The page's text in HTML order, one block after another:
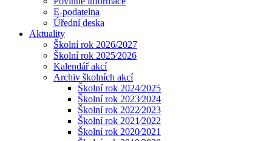
E-podatelna
Úřední deska
Aktuality
Školní rok 2026/2027
Školní rok 2025⁄2026
Kalendář akcí
Archiv školních akcí
Školní rok 2024⁄2025
Školní rok 2023⁄2024
Školní rok 2022⁄2023
Školní rok 2021⁄2022
Školní rok 2020⁄2021